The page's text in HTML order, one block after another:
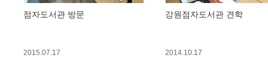
점자도서관 방문
2015.07.17
강원점자도서관 견학
2014.10.17